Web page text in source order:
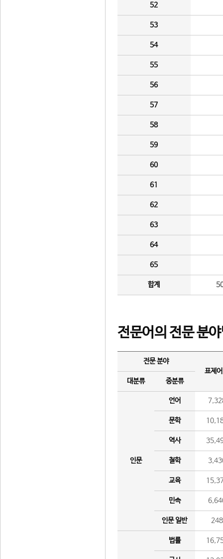
52
53
54
55
56
57
58
59
60
61
62
63
64
65
합계
전문어의 전문 분
전문 분야
표제
대분류
중분류
인문
언어
문학
역사
철학
교육
민속
인문 일반 248
법률